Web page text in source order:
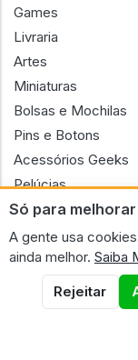
Só para
A gente usa
ainda melhor. Saiba
Rejeitar
Games
Livraria
Artes
Miniaturas
Bolsas e Mochilas
Pins e Botons
Acessórios Geeks
Pelúcias
Bonecas
CNPJ n.º 30.220.458/